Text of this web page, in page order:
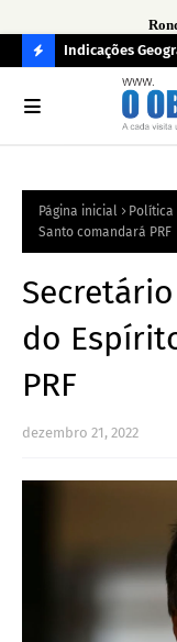
O
R
Indicações
internacional
Página inicial Política
Santo comandará PRF
do
PRF
dezembro 21, 2022